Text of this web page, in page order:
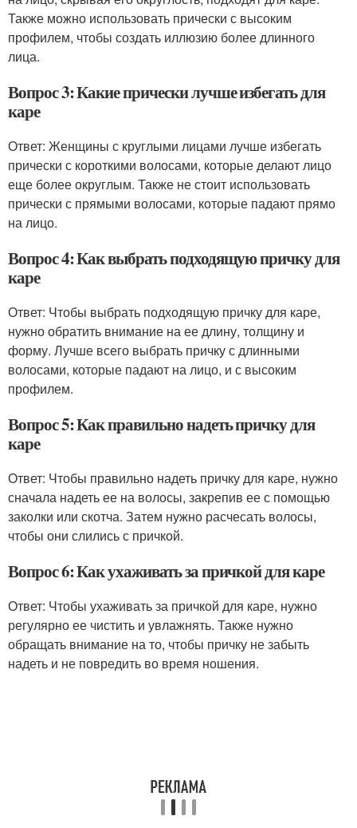
Также можно использовать прически с высоким
профилем, чтобы создать иллюзию более длинного
лица.
Вопрос 3: Какие прически лучше избегать для
каре
Ответ: Женщины с круглыми лицами лучше избегать
прически с короткими волосами, которые делают лицо
еще более округлым. Также не стоит использовать
прически с прямыми волосами, которые падают прямо
на лицо.
Вопрос 4: Как выбрать подходящую причку для
каре
Ответ: Чтобы выбрать подходящую причку для каре,
нужно обратить внимание на ее длину, толщину и
форму. Лучше всего выбрать причку с длинными
волосами, которые падают на лицо, и с высоким
профилем.
Вопрос 5: Как правильно надеть причку для
каре
Ответ: Чтобы правильно надеть причку для каре, нужно
сначала надеть ее на волосы, закрепив ее с помощью
заколки или скотча. Затем нужно расчесать волосы,
чтобы они слились с причкой.
Вопрос 6: Как ухаживать за причкой для каре
Ответ: Чтобы ухаживать за причкой для каре, нужно
регулярно ее чистить и увлажнять. Также нужно
обращать внимание на то, чтобы причку не забыть
надеть и не повредить во время ношения.